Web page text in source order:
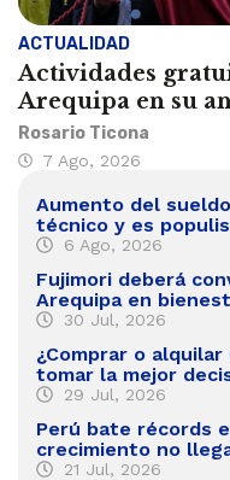
ACTUALIDAD
Actividades
Arequipa en su
Rosario Ticona
7 Ago, 2026
Aumento del
técnico y es
6 Ago, 2026
Fujimori deberá
Arequipa en
30 Jul, 2026
¿Comprar o alquilar
tomar la mejor
29 Jul, 2026
Perú bate récords
crecimiento no
21 Jul, 2026